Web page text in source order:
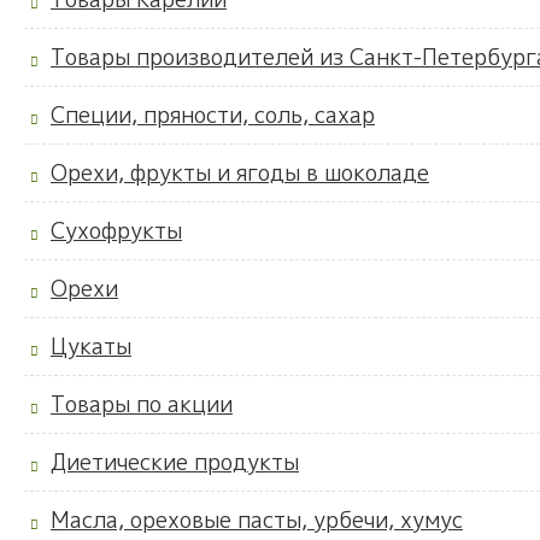
Товары производителей из Санкт-
Специи, пряности, соль, сахар
Орехи, фрукты и ягоды в шоколаде
Сухофрукты
Орехи
Цукаты
Товары по акции
Диетические продукты
Масла, ореховые пасты, урбечи, хумус